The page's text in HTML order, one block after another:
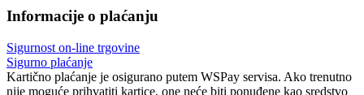
Informacije o plaćanju
Sigurnost on-line trgovine
Sigurno plaćanje
Kartično plaćanje je osigurano putem WSPay servisa. Ako trenutno
nije moguće prihvatiti kartice, one neće biti ponuđene kao sredstvo